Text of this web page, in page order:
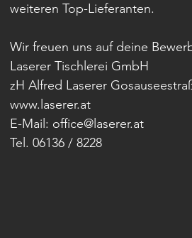
weiteren Top-Lieferanten.
Wir freuen uns auf deine
Laserer Tischlerei GmbH
zH Alfred Laserer
www.laserer.at
E-Mail: office@laserer.at
Tel. 06136 / 8228